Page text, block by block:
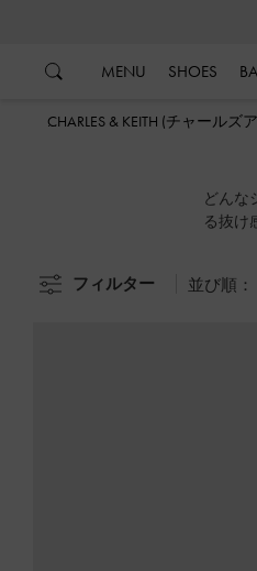
MENU SHOES
CHARLES & KEITH (チャールズ
どんな
る抜け
フィルター 並び順：